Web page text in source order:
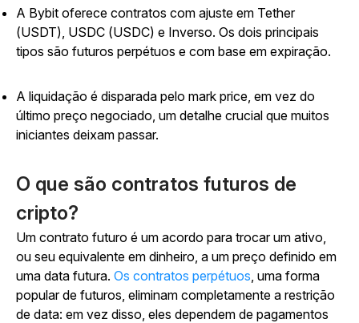
A Bybit oferece contratos com ajuste em Tether
(USDT), USDC (USDC) e Inverso. Os dois principais
tipos são futuros perpétuos e com base em expiração.
A liquidação é disparada pelo mark price, em vez do
último preço negociado, um detalhe crucial que muitos
iniciantes deixam passar.
O que são contratos futuros de
cripto?
Um contrato futuro é um acordo para trocar um ativo,
ou seu equivalente em dinheiro, a um preço definido em
uma data futura. Os contratos perpétuos, uma forma
popular de futuros, eliminam completamente a restrição
de data: em vez disso, eles dependem de pagamentos